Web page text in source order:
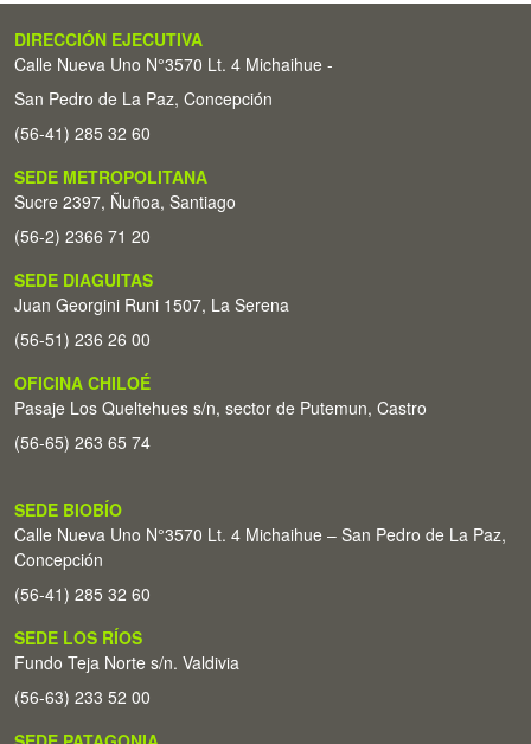
DIRECCIÓN EJECUTIVA
Calle Nueva Uno N°3570 Lt. 4 Michaihue -
San Pedro de La Paz, Concepción
(56-41) 285 32 60
SEDE METROPOLITANA
Sucre 2397, Ñuñoa, Santiago
(56-2) 2366 71 20
SEDE DIAGUITAS
Juan Georgini Runi 1507, La Serena
(56-51) 236 26 00
OFICINA CHILOÉ
Pasaje Los Queltehues s/n, sector de Putemun, Castro
(56-65) 263 65 74
SEDE BIOBÍO
Calle Nueva Uno N°3570 Lt. 4 Michaihue – San Pedro de La Paz,
Concepción
(56-41) 285 32 60
SEDE LOS RÍOS
Fundo Teja Norte s/n. Valdivia
(56-63) 233 52 00